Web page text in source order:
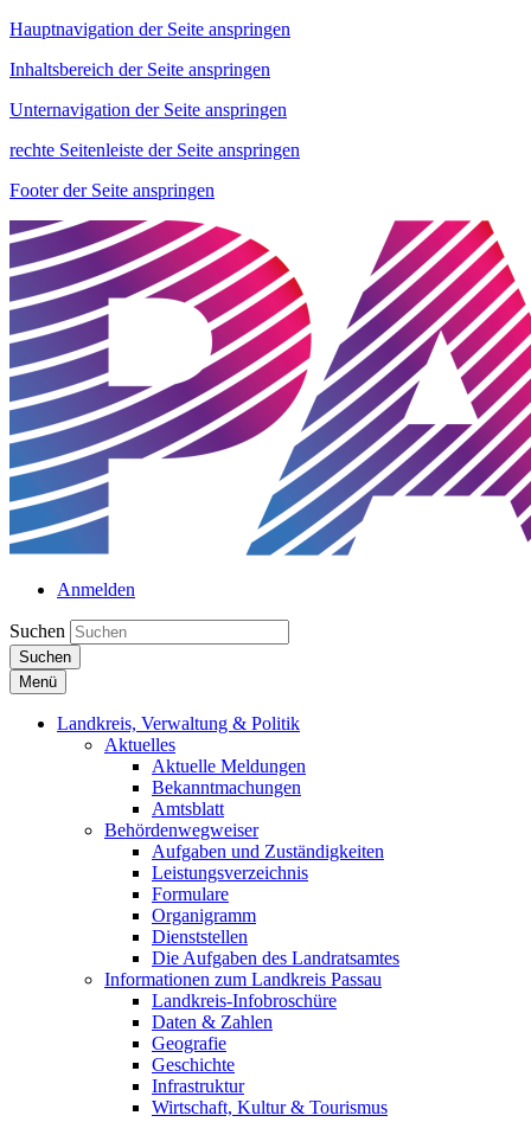
Hauptnavigation der Seite anspringen
Inhaltsbereich der Seite anspringen
Unternavigation der Seite anspringen
rechte Seitenleiste der Seite anspringen
Footer der Seite anspringen
Anmelden
Suchen
Suchen
Menü
Landkreis, Verwaltung & Politik
Aktuelles
Aktuelle Meldungen
Bekanntmachungen
Amtsblatt
Behördenwegweiser
Aufgaben und Zuständigkeiten
Leistungsverzeichnis
Formulare
Organigramm
Dienststellen
Die Aufgaben des Landratsamtes
Informationen zum Landkreis Passau
Landkreis-Infobroschüre
Daten & Zahlen
Geografie
Geschichte
Infrastruktur
Wirtschaft, Kultur & Tourismus